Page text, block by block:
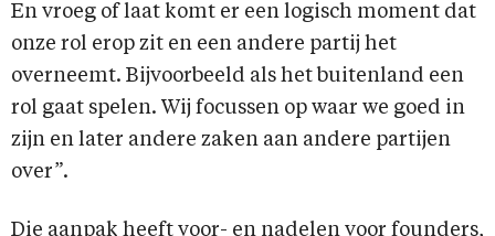
En vroeg of laat komt er een logisch moment dat
onze rol erop zit en een andere partij het
overneemt. Bijvoorbeeld als het buitenland een
rol gaat spelen. Wij focussen op waar we goed in
zijn en later andere zaken aan andere partijen
over”.
Die aanpak heeft voor- en nadelen voor founders,